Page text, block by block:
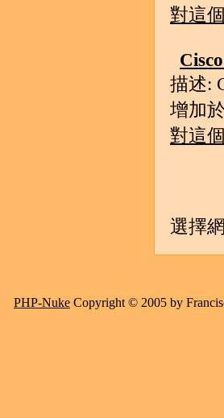
對這
描述:
增加
對這
選擇
PHP-Nuke Copyright © 2005 by